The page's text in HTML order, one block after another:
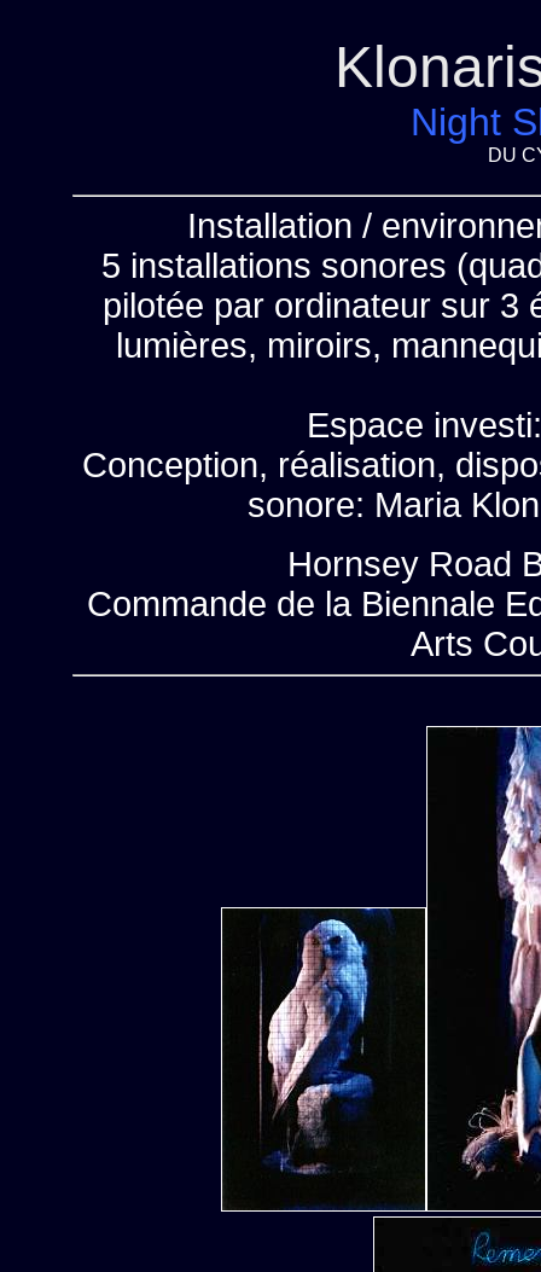
Night
DU
Installation /
5 installations sonores
pilotée par ordinateur sur 3
lumières, miroirs,
Espace
Conception, réalisation,
sonore: Maria
Hornsey Road
Commande de la Biennale
Arts